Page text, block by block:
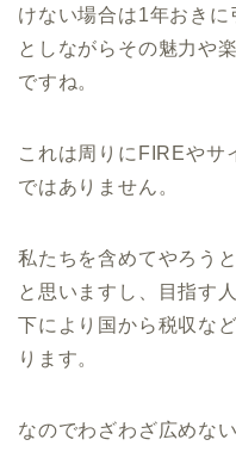
けない場合は1年おき
としながらその魅力や
ですね。
これは周りにFIREやサ
ではありません。
私たちを含めてやろう
と思いますし、目指す
下により国から税収な
ります。
なのでわざわざ広めな